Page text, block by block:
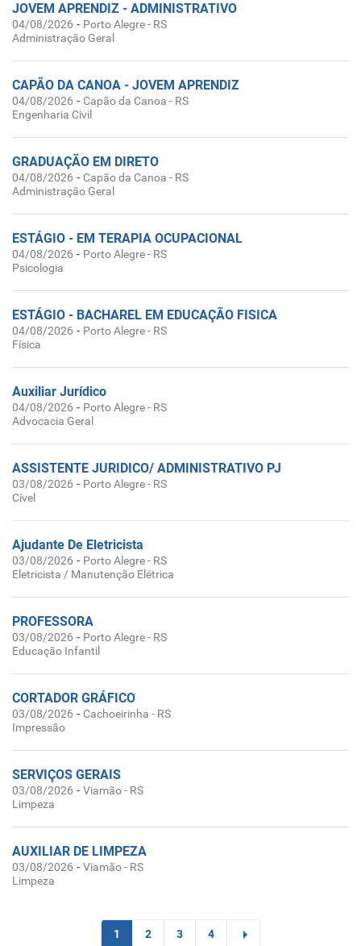
JOVEM APRENDIZ - ADMINISTRATIVO
04/08/2026 - Porto Alegre - RS
Administração Geral
CAPÃO DA CANOA - JOVEM APRENDIZ
04/08/2026 - Capão da Canoa - RS
Engenharia Civil
GRADUAÇÃO EM DIRETO
04/08/2026 - Capão da Canoa - RS
Administração Geral
ESTÁGIO - EM TERAPIA OCUPACIONAL
04/08/2026 - Porto Alegre - RS
Psicologia
ESTÁGIO - BACHAREL EM EDUCAÇÃO FISICA
04/08/2026 - Porto Alegre - RS
Física
Auxiliar Jurídico
04/08/2026 - Porto Alegre - RS
Advocacia Geral
ASSISTENTE JURIDICO/ ADMINISTRATIVO PJ
03/08/2026 - Porto Alegre - RS
Cível
Ajudante De Eletricista
03/08/2026 - Porto Alegre - RS
Eletricista / Manutenção Elétrica
PROFESSORA
03/08/2026 - Porto Alegre - RS
Educação Infantil
CORTADOR GRÁFICO
03/08/2026 - Cachoeirinha - RS
Impressão
SERVIÇOS GERAIS
03/08/2026 -Viamão - RS
Limpeza
AUXILIAR DE LIMPEZA
03/08/2026 -Viamão - RS
Limpeza
1 2 3 4